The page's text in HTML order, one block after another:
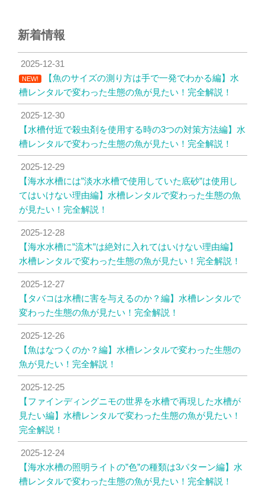
新着情報
2025-12-31
NEW!
【魚のサイズの測り方は手で一発でわかる編】水
槽レンタルで変わった生態の魚が見たい！完全解説！
2025-12-30
【水槽付近で殺虫剤を使用する時の3つの対策方法編】水
槽レンタルで変わった生態の魚が見たい！完全解説！
2025-12-29
【海水水槽には”淡水水槽で使用していた底砂”は使用し
てはいけない理由編】水槽レンタルで変わった生態の魚
が見たい！完全解説！
2025-12-28
【海水水槽に”流木”は絶対に入れてはいけない理由編】
水槽レンタルで変わった生態の魚が見たい！完全解説！
2025-12-27
【タバコは水槽に害を与えるのか？編】水槽レンタルで
変わった生態の魚が見たい！完全解説！
2025-12-26
【魚はなつくのか？編】水槽レンタルで変わった生態の
魚が見たい！完全解説！
2025-12-25
【ファインディングニモの世界を水槽で再現した水槽が
見たい編】水槽レンタルで変わった生態の魚が見たい！
完全解説！
2025-12-24
【海水水槽の照明ライトの”色”の種類は3パターン編】水
槽レンタルで変わった生態の魚が見たい！完全解説！